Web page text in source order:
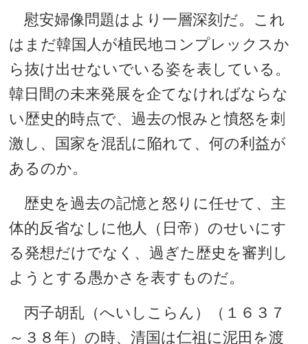
慰安婦像問題はより一層深刻だ。これ
はまだ韓国人が植民地コンプレックスか
ら抜け出せないでいる姿を表している。
韓日間の未来発展を企てなければならな
い歴史的時点で、過去の恨みと憤怒を刺
激し、国家を混乱に陥れて、何の利益が
あるのか。
歴史を過去の記憶と怒りに任せて、主
体的反省なしに他人（日帝）のせいにす
る発想だけでなく、過ぎた歴史を審判し
ようとする愚かさを表すものだ。
丙子胡乱（へいしこらん）（１６３７
～３８年）の時、清国は仁祖に泥田を渡